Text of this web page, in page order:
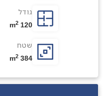
גודל
120 m
2
שטח
384 m
2